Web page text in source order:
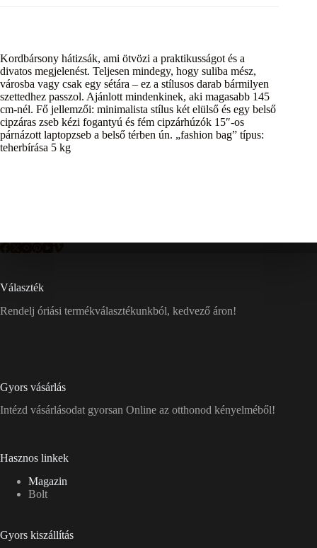
Kordbársony hátizsák, ami ötvözi a praktikusságot és a
divatos megjelenést. Teljesen mindegy, hogy suliba mész,
városba vagy csak egy sétára – ez a stílusos darab bármilyen
szettedhez passzol. Ajánlott mindenkinek, aki magasabb 145
cm-nél. Fő jellemzői: minimalista stílus két elülső és egy belső
cipzáras zseb kézi fogantyú és fém cipzárhúzók 15″-os
párnázott laptopzseb a belső térben ún. „fashion bag” típus:
teherbírása 5 kg
Választék
Rendelj óriási termékválasztékunkból, kedvező áron!
Gyors vásárlás
Intézd vásárlásodat gyorsan Online az otthonod kényelméből!
Hasznos linkek
Magazin
Bolt
Gyors kiszállítás